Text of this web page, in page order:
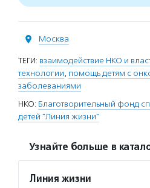
Москва
ТЕГИ: взаимодействие НКО и
технологии, помощь детям с
заболеваниями
НКО: Благотворительный фонд
детей "Линия жизни"
Узнайте больше в
Линия жизни